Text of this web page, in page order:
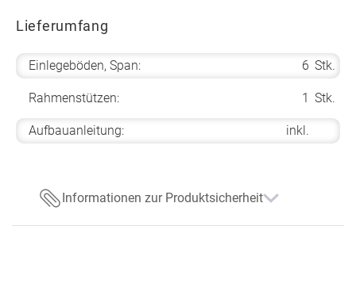
Lieferumfang
Einlegeböden, Span: 6 Stk.
Rahmenstützen: 1 Stk.
Aufbauanleitung: inkl.
Informationen zur Produktsicherheit